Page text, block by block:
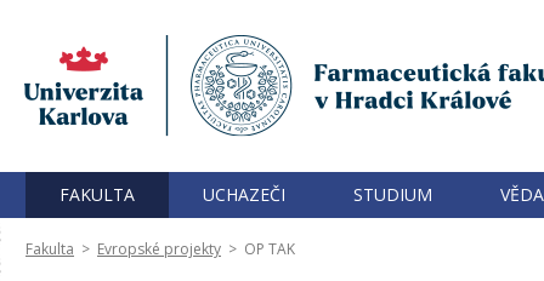
FAKULTA UCHAZEČI STUDIUM
Fakulta > Evropské projekty > OP TAK